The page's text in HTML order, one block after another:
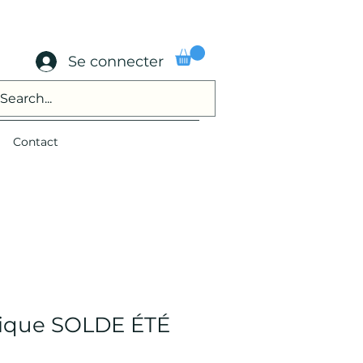
Se connecter
Contact
SOLDE ÉTÉ